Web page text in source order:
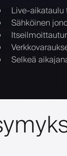
Live-
Sähköinen
Selkeä